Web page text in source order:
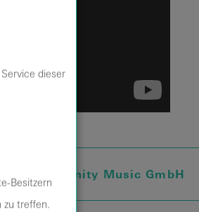
Trinity Music GmbH
dieser
Besitzern
zu treffen.